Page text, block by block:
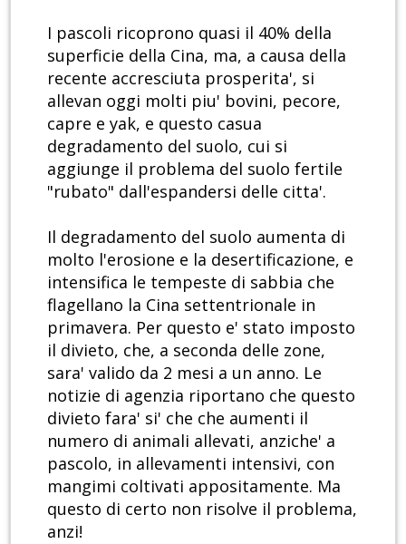
I pascoli ricoprono quasi il 40% della
superficie della Cina, ma, a causa della
recente accresciuta prosperita', si
allevan oggi molti piu' bovini, pecore,
capre e yak, e questo casua
degradamento del suolo, cui si
aggiunge il problema del suolo fertile
"rubato" dall'espandersi delle citta'.
Il degradamento del suolo aumenta di
molto l'erosione e la desertificazione, e
intensifica le tempeste di sabbia che
flagellano la Cina settentrionale in
primavera. Per questo e' stato imposto
il divieto, che, a seconda delle zone,
sara' valido da 2 mesi a un anno. Le
notizie di agenzia riportano che questo
divieto fara' si' che che aumenti il
numero di animali allevati, anziche' a
pascolo, in allevamenti intensivi, con
mangimi coltivati appositamente. Ma
questo di certo non risolve il problema,
anzi!